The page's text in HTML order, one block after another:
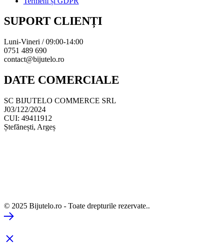
SUPORT CLIENȚI
Luni-Vineri / 09:00-14:00
0751 489 690
contact@bijutelo.ro
DATE COMERCIALE
SC BIJUTELO COMMERCE SRL
J03/122/2024
CUI: 49411912
Ștefănești, Argeș
© 2025 Bijutelo.ro - Toate drepturile rezervate..